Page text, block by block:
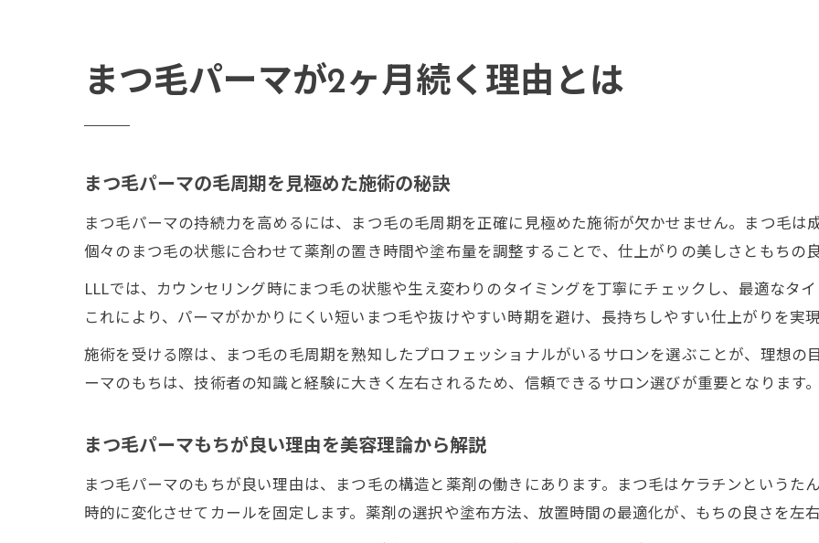
まつ毛パーマが2ヶ月続く理由とは
まつ毛パーマの毛周期を見極めた施術の秘訣
まつ毛パーマの持続力を高めるには、まつ毛の毛周期を正確に見極めた施術が欠かせません。まつ毛
個々のまつ毛の状態に合わせて薬剤の置き時間や塗布量を調整することで、仕上がりの美しさともちの
LLLでは、カウンセリング時にまつ毛の状態や生え変わりのタイミングを丁寧にチェックし、最適なタ
これにより、パーマがかかりにくい短いまつ毛や抜けやすい時期を避け、長持ちしやすい仕上がりを実
施術を受ける際は、まつ毛の毛周期を熟知したプロフェッショナルがいるサロンを選ぶことが、理想の
ーマのもちは、技術者の知識と経験に大きく左右されるため、信頼できるサロン選びが重要となります
まつ毛パーマもちが良い理由を美容理論から解説
まつ毛パーマのもちが良い理由は、まつ毛の構造と薬剤の働きにあります。まつ毛はケラチンというた
時的に変化させてカールを固定します。薬剤の選択や塗布方法、放置時間の最適化が、もちの良さを左